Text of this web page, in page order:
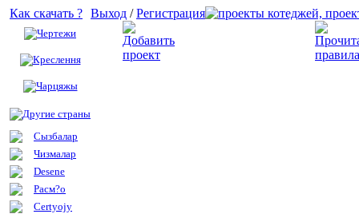
Как скачать ?
Чертежи
Креслення
Чарцяжы
Другие страны
Сызбалар
Чизмалар
Desene
Расм?о
Certyojy
Выход /Регистрация